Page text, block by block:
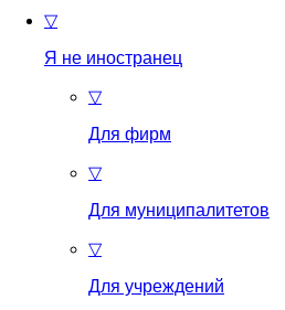
▽
Я не иностранец
▽
Для фирм
▽
Для муниципалитетов
▽
Для учреждений